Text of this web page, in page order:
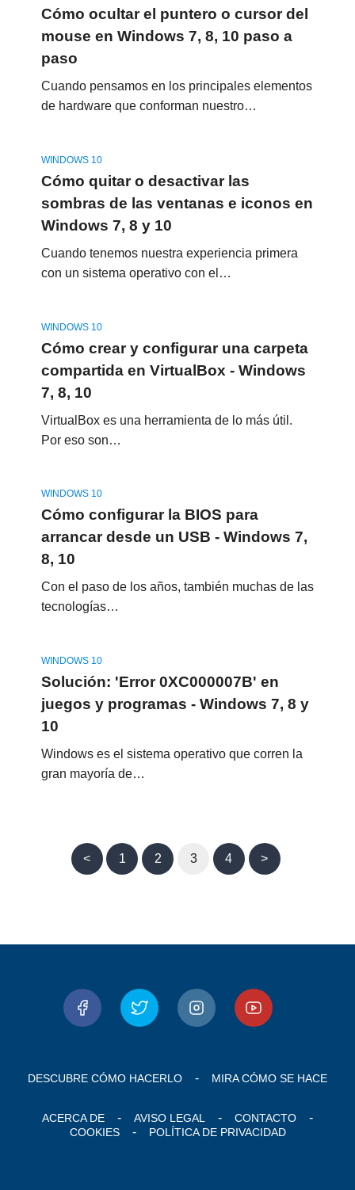
Cómo ocultar el puntero o cursor del
mouse en Windows 7, 8, 10 paso a
paso
Cuando pensamos en los principales elementos
de hardware que conforman nuestro…
WINDOWS 10
Cómo quitar o desactivar las
sombras de las ventanas e iconos en
Windows 7, 8 y 10
Cuando tenemos nuestra experiencia primera
con un sistema operativo con el…
WINDOWS 10
Cómo crear y configurar una carpeta
compartida en VirtualBox - Windows
7, 8, 10
VirtualBox es una herramienta de lo más útil.
Por eso son…
WINDOWS 10
Cómo configurar la BIOS para
arrancar desde un USB - Windows 7,
8, 10
Con el paso de los años, también muchas de las
tecnologías…
WINDOWS 10
Solución: 'Error 0XC000007B' en
juegos y programas - Windows 7, 8 y
10
Windows es el sistema operativo que corren la
gran mayoría de…
< 1 2 3 4 >
DESCUBRE CÓMO HACERLO MIRA CÓMO SE HACE
ACERCA DE AVISO LEGAL
CONTACTO
COOKIES
POLÍTICA DE PRIVACIDAD